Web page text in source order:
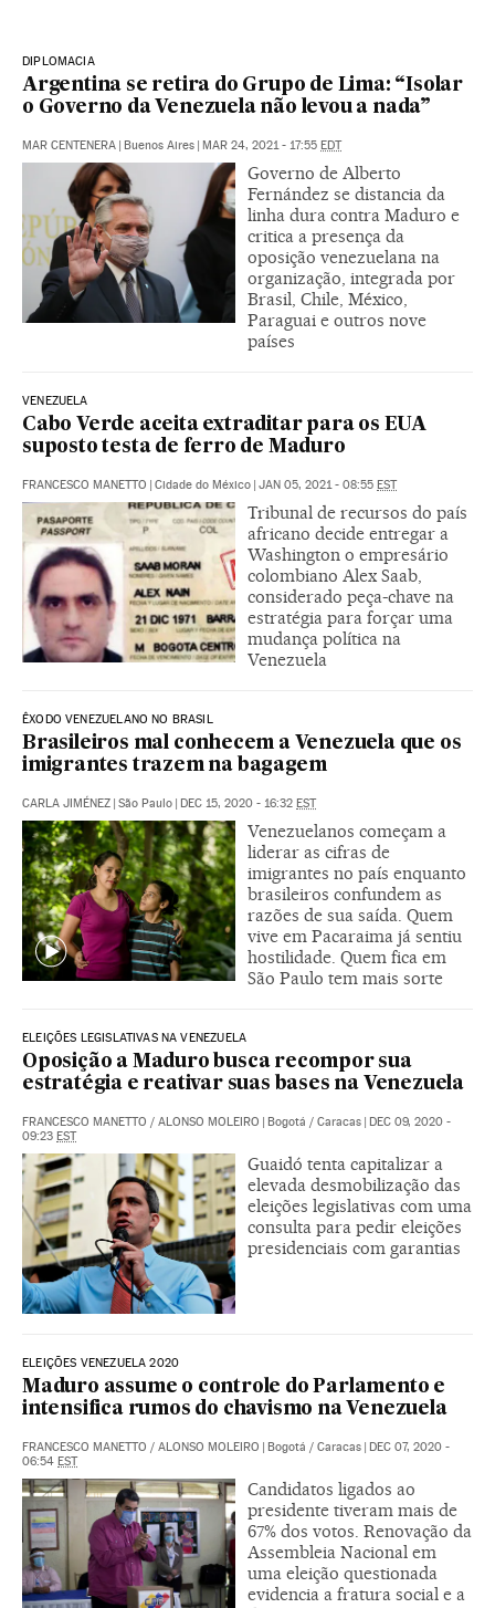
DIPLOMACIA
Argentina se retira do Grupo de Lima: “Isolar
o Governo da Venezuela não levou a nada”
MAR CENTENERA Buenos Aires MAR 24, 2021 - 17:55 EDT
Governo de Alberto
Fernández se distancia da
linha dura contra Maduro e
critica a presença da
oposição venezuelana na
organização, integrada por
Brasil, Chile, México,
Paraguai e outros nove
países
VENEZUELA
Cabo Verde aceita extraditar para os EUA
suposto testa de ferro de Maduro
FRANCESCO MANETTO Cidade do México JAN 05, 2021 - 08:55 EST
Tribunal de recursos do país
africano decide entregar a
Washington o empresário
colombiano Alex Saab,
considerado peça-chave na
estratégia para forçar uma
mudança política na
Venezuela
ÊXODO VENEZUELANO NO BRASIL
Brasileiros mal conhecem a Venezuela que os
imigrantes trazem na bagagem
CARLA JIMÉNEZ São Paulo DEC 15, 2020 - 16:32 EST
Venezuelanos começam a
liderar as cifras de
imigrantes no país enquanto
brasileiros confundem as
razões de sua saída. Quem
vive em Pacaraima já sentiu
hostilidade. Quem fica em
São Paulo tem mais sorte
ELEIÇÕES LEGISLATIVAS NA VENEZUELA
Oposição a Maduro busca recompor sua
estratégia e reativar suas bases na Venezuela
FRANCESCO MANETTO / ALONSO MOLEIRO Bogotá / Caracas
DEC 09, 2020 -
09:23 EST
Guaidó tenta capitalizar a
elevada desmobilização das
eleições legislativas com uma
consulta para pedir eleições
presidenciais com garantias
ELEIÇÕES VENEZUELA 2020
Maduro assume o controle do Parlamento e
intensifica rumos do chavismo na Venezuela
FRANCESCO MANETTO / ALONSO MOLEIRO Bogotá / Caracas
DEC 07, 2020 -
06:54 EST
Candidatos ligados ao
presidente tiveram mais de
67% dos votos. Renovação da
Assembleia Nacional em
uma eleição questionada
evidencia a fratura social e a